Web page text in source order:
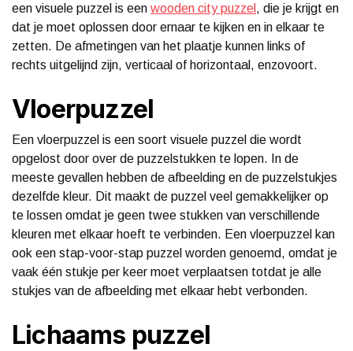
een visuele puzzel is een wooden city puzzel , die je krijgt en
dat je moet oplossen door ernaar te kijken en in elkaar te
zetten. De afmetingen van het plaatje kunnen links of
rechts uitgelijnd zijn, verticaal of horizontaal, enzovoort.
Vloerpuzzel
Een vloerpuzzel is een soort visuele puzzel die wordt
opgelost door over de puzzelstukken te lopen. In de
meeste gevallen hebben de afbeelding en de puzzelstukjes
dezelfde kleur. Dit maakt de puzzel veel gemakkelijker op
te lossen omdat je geen twee stukken van verschillende
kleuren met elkaar hoeft te verbinden. Een vloerpuzzel kan
ook een stap-voor-stap puzzel worden genoemd, omdat je
vaak één stukje per keer moet verplaatsen totdat je alle
stukjes van de afbeelding met elkaar hebt verbonden.
Lichaams puzzel